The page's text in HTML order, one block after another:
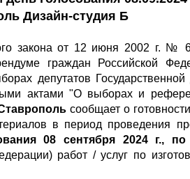
Дизайн-студия Б
закона от 12 июня 2002 г. №
граждан Российской
депутатов
актами "О выборах и
сообщает о
в период проведения
08 сентября 2024 г.,
работ / услуг по